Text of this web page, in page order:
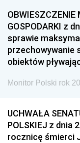
OBWIESZCZENIE
GOSPODARKI z
sprawie
przechowywanie
obiektów
Monitor Polski rok
UCHWAŁA
POLSKIEJ z dnia
rocznicę śmierci